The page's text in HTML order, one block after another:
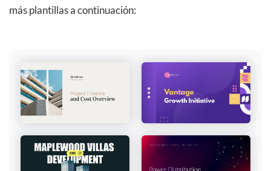
más plantillas a continuación: